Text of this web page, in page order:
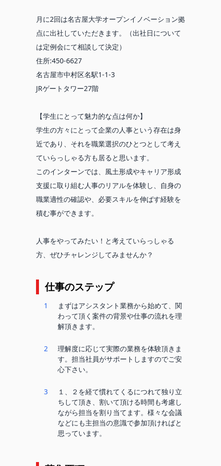
月に2回は名古屋大学オープンイノベーション拠
点に出社していただきます。（出社日について
は定例会にて相談して決定）
住所:450-6627
名古屋市中村区名駅1-1-3
JRゲートタワー27階
【学生にとって魅力的な点は何か】
学生の方々にとって企業の人事という存在は身
近であり、それを職業選択のひとつとして考え
ていらっしゃる方も居ると思います。
このインターンでは、風土形成やキャリア形成
支援に取り組む人事のリアルを体験し、自身の
職業適性の確認や、必要スキルを伸ばす経験を
積む事ができます。
人事をやってみたい！と考えていらっしゃる
方、ぜひチャレンジしてみませんか？
仕事のステップ
1
まずはアシスタント業務から始めて、関
わって頂く案件の背景や仕事の流れを理
解頂きます。
2
理解度に応じて実際の業務を体験頂きま
す。担当社員がサポートしますのでご安
心下さい。
3
１、２を経て慣れてくるにつれて独り立
ちして頂き、割いて頂ける時間も考慮し
ながら担当を割り当てます。様々な会議
などにも主担当の意識で参加頂ければと
思っています。